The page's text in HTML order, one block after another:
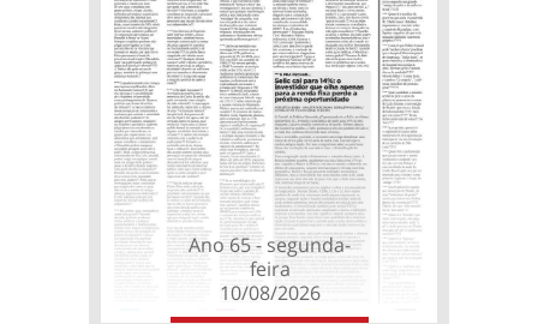
Ano 65 - segunda-
feira
10/08/2026